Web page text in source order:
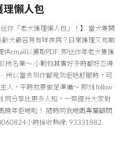
in
理懶人包
你「老犬護理懶人包」！】 當犬隻開
犬最容易有咩疾病？日常護理又有啲
email以獲取PDF: 即送你年老犬隻護
所名單～ 小動物其實好多時都好忍得
所以當去到你都見到佢唔舒服時，可
人，平時就要做足準備～ 即刻 follow
同分享比更多人知，一齊提升大家對
晚年佢哋啦！ 隨時同我哋嘅專屬顧問
小時接收熱線: 93331882